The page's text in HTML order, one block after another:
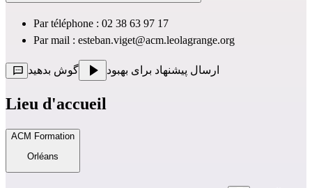
Par téléphone : 02 38 63 97 17
Par mail : esteban.viget@acm.leolagrange.org
ارسال پیشنهاد برای بهبود گوش بدهید
Lieu d'accueil
ACM Formation
Orléans